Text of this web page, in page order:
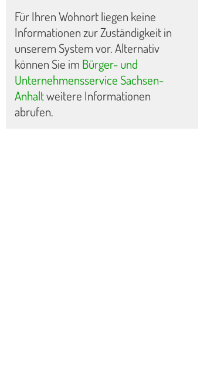
Für Ihren Wohnort liegen keine
Informationen zur Zuständigkeit in
unserem System vor. Alternativ
können Sie im Bürger- und
Unternehmensservice Sachsen-
Anhaltweitere Informationen
abrufen.